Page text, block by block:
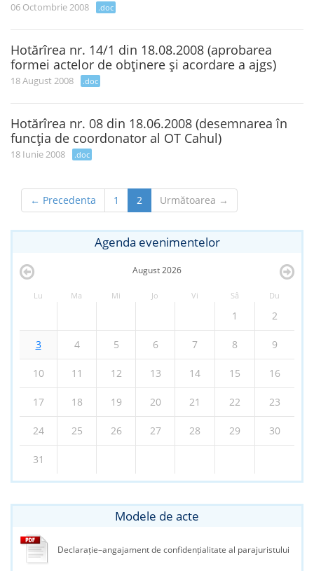
06 Octombrie 2008 .doc
Hotărîrea nr. 14/1 din 18.08.2008 (aprobarea
formei actelor de obţinere şi acordare a ajgs)
18 August 2008 .doc
Hotărîrea nr. 08 din 18.06.2008 (desemnarea în
funcţia de coordonator al OT Cahul)
18 Iunie 2008 .doc
← Precedenta 1 2 Următoarea →
Agenda evenimentelor
August2026
Lu Ma Mi Jo Vi Sâ Du
1 2
3 4 5 6 7 8 9
10 11 12 13 14 15 16
17 18 19 20 21 22 23
24 25 26 27 28 29 30
31
Modele de acte
Declarație–angajament de confidențialitate al parajuristului